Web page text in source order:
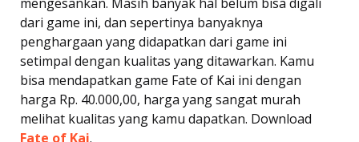
mengesankan. Masih banyak hal belum bisa digali
dari game ini, dan sepertinya banyaknya
penghargaan yang didapatkan dari game ini
setimpal dengan kualitas yang ditawarkan. Kamu
bisa mendapatkan game Fate of Kai ini dengan
harga Rp. 40.000,00, harga yang sangat murah
melihat kualitas yang kamu dapatkan. Download
Fate of Kai.